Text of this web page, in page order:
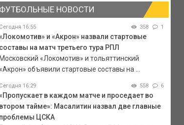
ФУТБОЛЬНЫЕ НОВОСТИ
Сегодня 16:55 358 1
и «Акрон» назвали стартовые
составы на матч третьего тура РПЛ
Московский «Локомотив» и тольяттинский
«Акрон» объявили стартовые составы на ...
Сегодня 16:29 558 6
в каждом матче и проседает во
втором тайме»: Масалитин назвал две главные
проблемы ЦСКА